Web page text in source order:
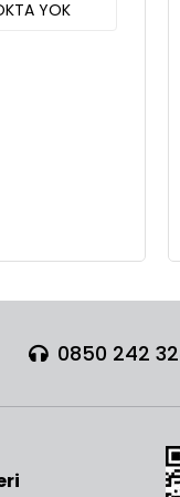
YOK
0850 242